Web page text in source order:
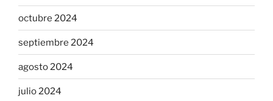
octubre 2024
septiembre 2024
agosto 2024
julio 2024